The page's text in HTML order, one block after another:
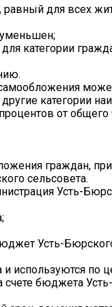
равный для всех
уменьшен;
категории
категории
от общего
граждан,
сельсовета.
Усть-
Усть-
используются по
счете бюджета